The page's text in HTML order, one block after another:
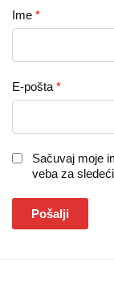
Ime *
E-pošta *
Sačuvaj moje
veba za